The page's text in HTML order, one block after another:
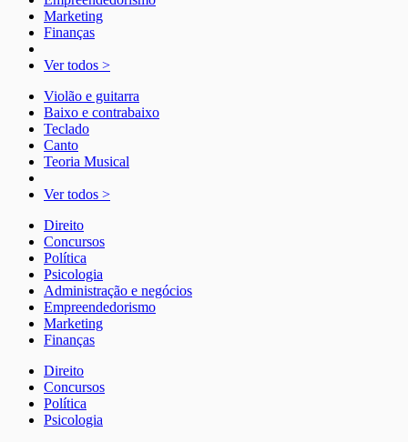
Marketing
Finanças
Ver todos >
Violão e guitarra
Baixo e contrabaixo
Teclado
Canto
Teoria Musical
Ver todos >
Direito
Concursos
Política
Psicologia
Administração e negócios
Empreendedorismo
Marketing
Finanças
Direito
Concursos
Política
Psicologia